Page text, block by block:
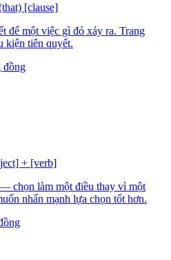
[clause]
để một việc gì đó xảy ra. Trang
kiện tiên quyết.
đồng
+ [verb]
chọn làm một điều thay vì một
nhấn mạnh lựa chọn tốt hơn.